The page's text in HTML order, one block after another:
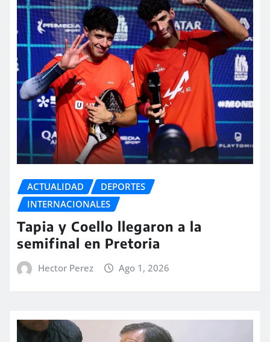
ACTUALIDAD
DEPORTES
INTERNACIONALES
Tapia y Coello llegaron a la
semifinal en Pretoria
Hector Perez Ago 1, 2026